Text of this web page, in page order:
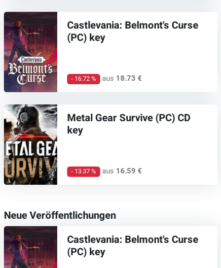
Castlevania: Belmont's Curse
(PC) key
- 16.72 % aus 18.73 €
Metal Gear Survive (PC) CD
key
- 13.37 % aus 16.59 €
Neue Veröffentlichungen
Castlevania: Belmont's Curse
(PC) key